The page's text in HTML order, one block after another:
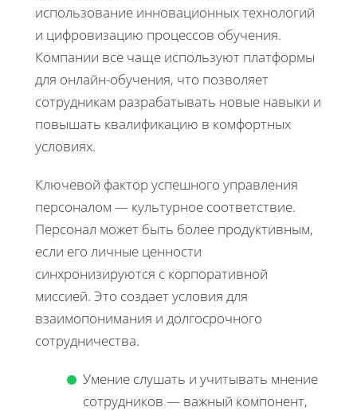
использование инновационных технологий
и цифровизацию процессов обучения.
Компании все чаще используют платформы
для онлайн-обучения, что позволяет
сотрудникам разрабатывать новые навыки и
повышать квалификацию в комфортных
условиях.
Ключевой фактор успешного управления
персоналом — культурное соответствие.
Персонал может быть более продуктивным,
если его личные ценности
синхронизируются с корпоративной
миссией. Это создает условия для
взаимопонимания и долгосрочного
сотрудничества.
Умение слушать и учитывать мнение
сотрудников — важный компонент,